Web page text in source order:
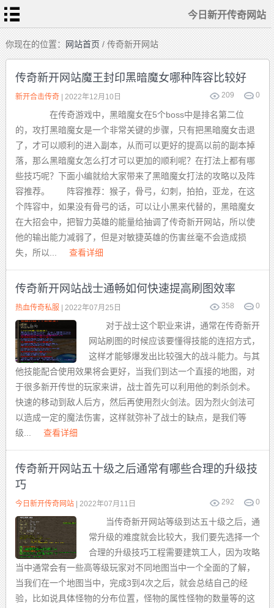
今日新开传奇网站
首
页
今
日
新
开
传
奇
网
站
热
血
传
奇
私
服
传
奇
sf
发
布
站
新
开
合
击
传
奇
你现在的位置：网站首页/ 传奇新开网站
传奇新开网站魔王封印黑暗魔女哪种阵容比较好
209 0
新开合击传奇| 2022年12月10日
在传奇游戏中，黑暗魔女在5个boss中是排名第二位
的，攻打黑暗魔女是一个非常关键的步骤，只有把黑暗魔女击退
了，才可以顺利的进入副本，从而可以更好的提高以前的副本掉
落，那么黑暗魔女怎么打才可以更加的顺利呢？在打法上都有哪
些技巧呢？下面小编就给大家带来了黑暗魔女打法的攻略以及阵
容推荐。 阵容推荐：猴子，骨弓，幻刺，拍拍，亚龙，在这
个阵容中，如果没有骨弓的话，可以让小黑来代替的，黑暗魔女
在大招会中，把智力英雄的能量给抽调了传奇新开网站，所以使
他的输出能力减弱了，但是对敏捷英雄的伤害丝毫不会造成损
失，所以...
查看详细
传奇新开网站战士通畅如何快速提高刷图效率
358 0
热血传奇私服 | 2022年07月25日
对于战士这个职业来讲，通常在传奇新开
网站刷图的时候应该要懂得技能的连招方式，
这样才能够爆发出比较强大的战斗能力。与其
他技能配合使用效果将会更好，当我们到达一个直接的地图，对
于很多新开传世的玩家来讲，战士首先可以利用他的刺杀剑术。
快速的移动到敌人后方，然后再使用烈火剑法。因为烈火剑法可
以造成一定的魔法伤害，这样就弥补了战士的缺点，是我们等
级...
查看详细
传奇新开网站五十级之后通常有哪些合理的升级技
巧
292 0
今日新开传奇网站 | 2022年07月11日
当传奇新开网站等级到达五十级之后，通
常升级的难度就会比较大，我们要先选择一个
合理的升级技巧工程需要建筑工人，因为攻略
当中通常会有一些高等级玩家对不同地图当中一个全面的了解，
当我们在一个地图当中，完成3到4次之后，就会总结自己的经
验，比如说具体怪物的分布位置，怪物的属性怪物的数量等的这